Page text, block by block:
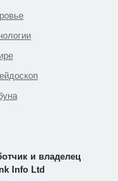
и владелец
Info Ltd